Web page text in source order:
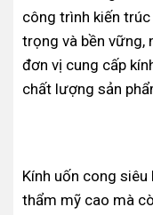
công trình kiến
trọng và bền vững,
đơn vị cung cấp
chất lượng sản
Kính uốn cong
thẩm mỹ cao mà